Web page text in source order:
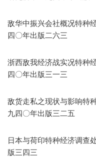
敌华中振兴会社概况特种
四〇年出版二六三
浙西敌我经济战实况特种
四〇年出版三一三
敌货走私之现状与影响特
九四〇年出版三二五
日本与荷印特种经济调查
版三四三